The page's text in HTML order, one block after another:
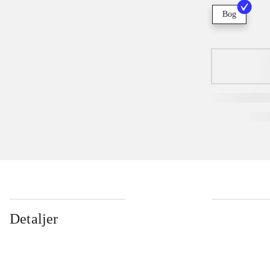
Bog
Detaljer